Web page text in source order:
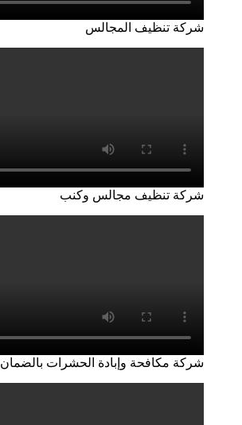
شركة تنظيف المجالس
شركة تنظيف مجالس وكنب
شركة مكافحة وإبادة الحشرات بالضمان